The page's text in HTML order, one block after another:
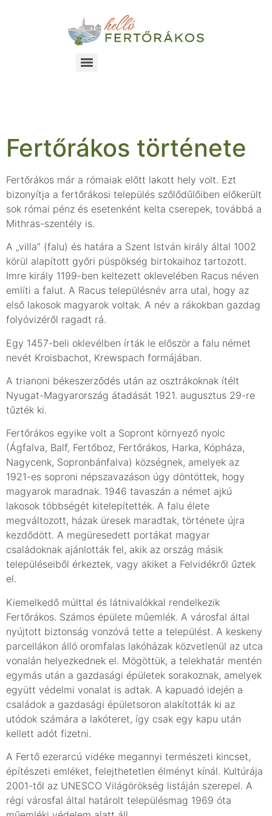
Fertőrákos története
Fertőrákos már a rómaiak előtt lakott hely volt. Ezt
bizonyítja a fertőrákosi település szőlődűlőiben előkerült
sok római pénz és esetenként kelta cserepek, továbbá a
Mithras-szentély is.
A „villa” (falu) és határa a Szent István király által 1002
körül alapított győri püspökség birtokaihoz tartozott.
Imre király 1199-ben keltezett oklevelében Racus néven
említi a falut. A Racus településnév arra utal, hogy az
első lakosok magyarok voltak. A név a rákokban gazdag
folyóvizéről ragadt rá.
Egy 1457-beli oklevélben írták le először a falu német
nevét Kroisbachot, Krewspach formájában.
A trianoni békeszerződés után az osztrákoknak ítélt
Nyugat-Magyarország átadását 1921. augusztus 29-re
tűzték ki.
Fertőrákos egyike volt a Sopront környező nyolc
(Ágfalva, Balf, Fertőboz, Fertőrákos, Harka, Kópháza,
Nagycenk, Sopronbánfalva) községnek, amelyek az
1921-es soproni népszavazáson úgy döntöttek, hogy
magyarok maradnak. 1946 tavaszán a német ajkú
lakosok többségét kitelepítették. A falu élete
megváltozott, házak üresek maradtak, története újra
kezdődött. A megüresedett portákat magyar
családoknak ajánlották fel, akik az ország másik
településeiből érkeztek, vagy akiket a Felvidékről űztek
el.
Kiemelkedő múlttal és látnivalókkal rendelkezik
Fertőrákos. Számos épülete műemlék. A városfal által
nyújtott biztonság vonzóvá tette a települést. A keskeny
parcellákon álló oromfalas lakóházak közvetlenül az utca
vonalán helyezkednek el. Mögöttük, a telekhatár mentén
egymás után a gazdasági épületek sorakoznak, amelyek
együtt védelmi vonalat is adtak. A kapuadó idején a
családok a gazdasági épületsoron alakították ki az
utódok számára a lakóteret, így csak egy kapu után
kellett adót fizetni.
A Fertő ezerarcú vidéke megannyi természeti kincset,
építészeti emléket, felejthetetlen élményt kínál. Kultúrája
2001-től az UNESCO Világörökség listáján szerepel. A
régi városfal által határolt településmag 1969 óta